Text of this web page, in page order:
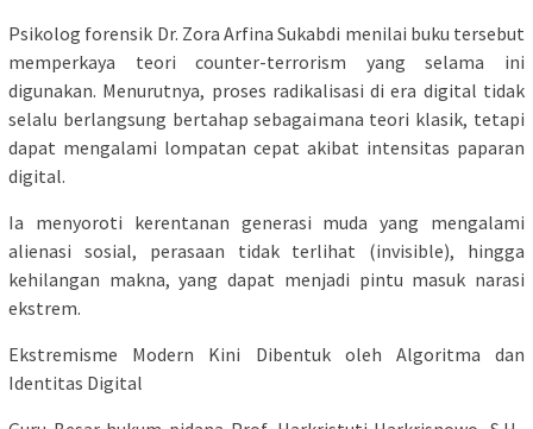
Psikolog forensik Dr. Zora Arfina Sukabdi menilai buku tersebut
memperkaya teori counter-terrorism yang selama ini
digunakan. Menurutnya, proses radikalisasi di era digital tidak
selalu berlangsung bertahap sebagaimana teori klasik, tetapi
dapat mengalami lompatan cepat akibat intensitas paparan
digital.
Ia menyoroti kerentanan generasi muda yang mengalami
alienasi sosial, perasaan tidak terlihat (invisible), hingga
kehilangan makna, yang dapat menjadi pintu masuk narasi
ekstrem.
Ekstremisme Modern Kini Dibentuk oleh Algoritma dan
Identitas Digital